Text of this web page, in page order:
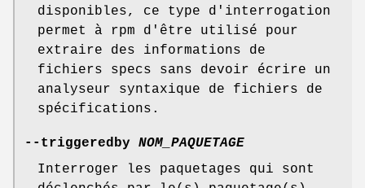
disponibles, ce type d'interrogation
permet à rpm d'être utilisé pour
extraire des informations de
fichiers specs sans devoir écrire un
analyseur syntaxique de fichiers de
spécifications.
--triggeredby NOM_PAQUETAGE
Interroger les paquetages qui sont